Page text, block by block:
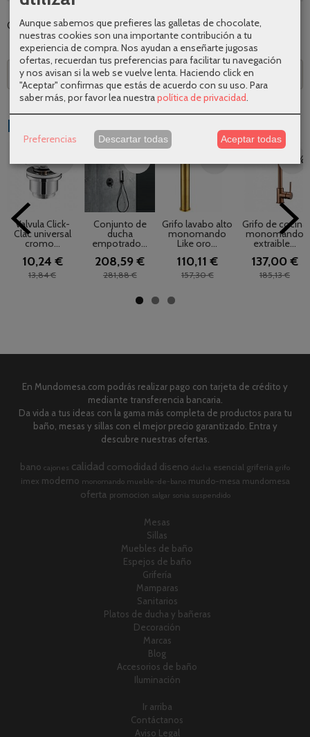
Categoría:Grifería| Tags:|Comentarios
Descripción
Productos Relacionados
Valvula Click-
Clac universal
cromo...
10,24 €
13,84 €
Conjunto de
ducha
empotrado...
208,59 €
281,88 €
Grifo lavabo alto
monomando
Like oro...
110,11 €
157,30 €
-26 %
Grifo de cocina
monomando
extraible...
137,00 €
185,13 €
En Mundomesa.com podrás realizar pago con tarjeta de crédito y
mediante transferencia bancaria.
Da vida a tus ideas con la gama más completa de productos para tu
baño, mesas y sillas con el mejor precio garantizado. Entra y
descubre nuestras ofertas.
bano cajones calidad comodidad diseno ducha esencial griferia grifo
imex moderno monomando mueble-de-bano mundo-mesa mundomesa
oferta promocion salgar sonia suspendido
Mesas
Sillas
Muebles de baño
Espejos de baño
Grifería
Mamparas
Sanitarios
Platos de ducha y bañeras
Decoración
Marcas
Blog
Accesorios de baño
Iluminación
Ir arriba
Contáctanos
Aviso Legal
Aunque sabemos que prefieres las galletas de chocolate,
nuestras cookies son una importante contribución a tu
experiencia de compra. Nos ayudan a enseñarte jugosas
ofertas, recuerdan tus preferencias para facilitar tu navegación
y nos avisan si la web se vuelve lenta. Haciendo click en
"Aceptar" confirmas que estás de acuerdo con su uso. Para
saber más, por favor lea nuestrapolítica de privacidad
Preferencias Descartar todas Aceptar todas